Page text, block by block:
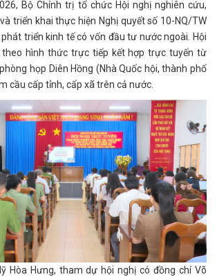
Bộ Chính trị tổ chức Hội nghị nghiên cứu,
triển khai thực hiện Nghị quyết số 10-NQ/TW
triển kinh tế có vốn đầu tư nước ngoài. Hội
hình thức trực tiếp kết hợp trực tuyến từ
họp Diên Hồng (Nhà Quốc hội, thành phố
cầu cấp tỉnh, cấp xã trên cả nước.
Hòa Hưng, tham dự hội nghị có đồng chí Võ